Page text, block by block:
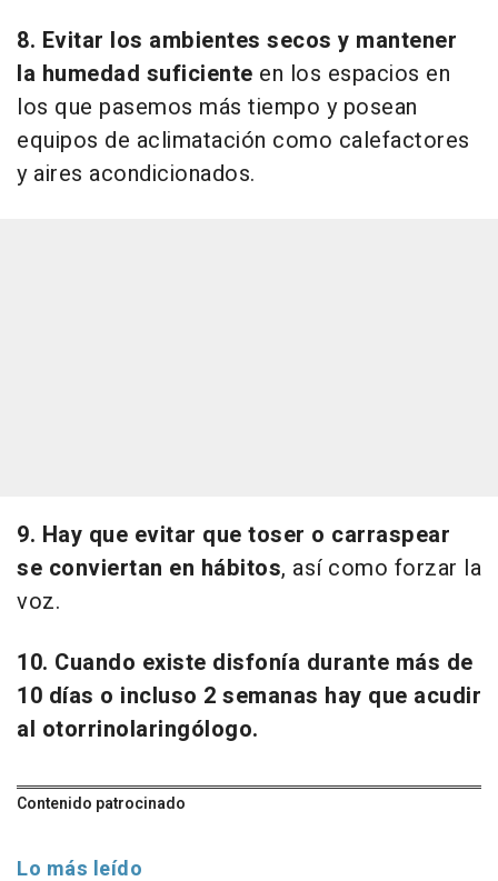
8. Evitar los ambientes secos y mantener
la humedad suficiente en los espacios en
los que pasemos más tiempo y posean
equipos de aclimatación como calefactores
y aires acondicionados.
9. Hay que evitar que toser o carraspear
se conviertan en hábitos, así como forzar la
voz.
10. Cuando existe disfonía durante más de
10 días o incluso 2 semanas hay que acudir
al otorrinolaringólogo.
Contenido patrocinado
Lo más leído